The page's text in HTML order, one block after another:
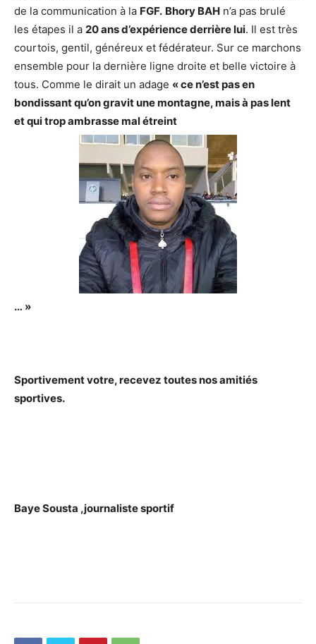
de la communication à la FGF. Bhory BAH n’a pas brulé
les étapes il a 20 ans d’expérience derrière lui. Il est très
courtois, gentil, généreux et fédérateur. Sur ce marchons
ensemble pour la dernière ligne droite et belle victoire à
tous. Comme le dirait un adage « ce n’est pas en
bondissant qu’on gravit une montagne, mais à pas lent
et qui trop ambrasse mal étreint
… »
Sportivement votre, recevez toutes nos amitiés
sportives.
Baye Sousta ,journaliste sportif